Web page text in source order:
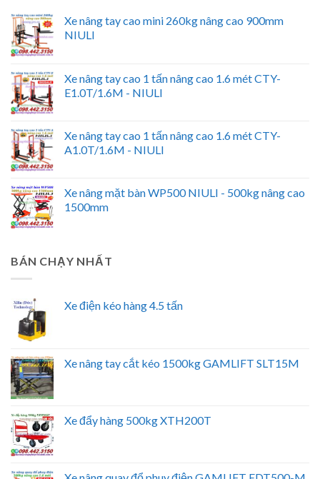
Xe nâng tay cao mini 260kg nâng cao 900mm
NIULI
Xe nâng tay cao 1 tấn nâng cao 1.6 mét CTY-
E1.0T/1.6M - NIULI
Xe nâng tay cao 1 tấn nâng cao 1.6 mét CTY-
A1.0T/1.6M - NIULI
Xe nâng mặt bàn WP500 NIULI - 500kg nâng cao
1500mm
BÁN CHẠY NHẤT
Xe điện kéo hàng 4.5 tấn
Xe nâng tay cắt kéo 1500kg GAMLIFT SLT15M
Xe đẩy hàng 500kg XTH200T